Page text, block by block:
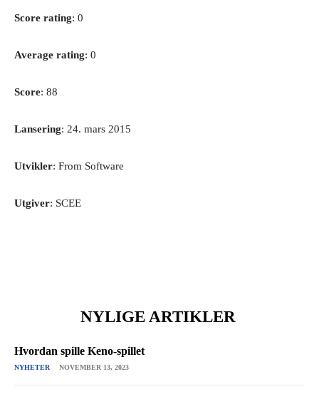
Score rating: 0
Average rating: 0
Score: 88
Lansering: 24. mars 2015
Utvikler: From Software
Utgiver: SCEE
NYLIGE ARTIKLER
Hvordan spille Keno-spillet
NYHETER NOVEMBER 13, 2023